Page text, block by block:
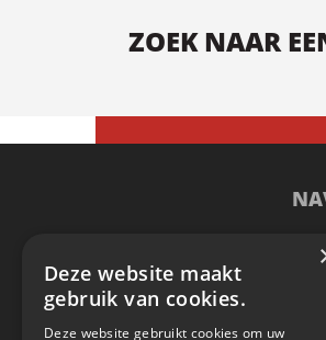
ZOEK NAAR
Deze website maakt
gebruik van cookies.
Deze website gebruikt cookies om uw